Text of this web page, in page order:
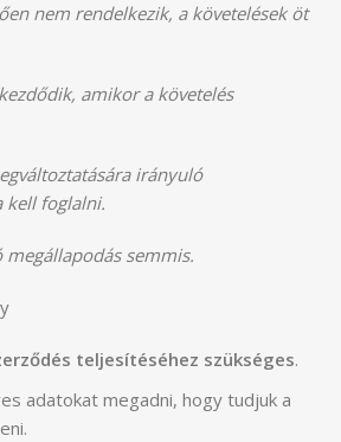
nem rendelkezik, a követelések öt
amikor a követelés
irányuló
kell foglalni.
megállapodás semmis.
teljesítéséhez szükséges.
adatokat megadni, hogy tudjuk a